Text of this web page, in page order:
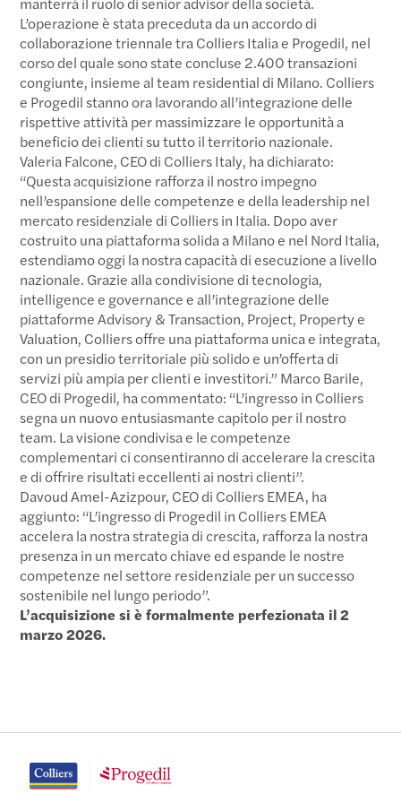
L’operazione è stata preceduta da un accordo di
collaborazione triennale tra Colliers Italia e Progedil, nel
corso del quale sono state concluse 2.400 transazioni
congiunte, insieme al team residential di Milano. Colliers
e Progedil stanno ora lavorando all’integrazione delle
rispettive attività per massimizzare le opportunità a
beneficio dei clienti su tutto il territorio nazionale.
Valeria Falcone, CEO di Colliers Italy, ha dichiarato:
“Questa acquisizione rafforza il nostro impegno
nell’espansione delle competenze e della leadership nel
mercato residenziale di Colliers in Italia. Dopo aver
costruito una piattaforma solida a Milano e nel Nord Italia,
estendiamo oggi la nostra capacità di esecuzione a livello
nazionale. Grazie alla condivisione di tecnologia,
intelligence e governance e all’integrazione delle
piattaforme Advisory & Transaction, Project, Property e
Valuation, Colliers offre una piattaforma unica e integrata,
con un presidio territoriale più solido e un’offerta di
servizi più ampia per clienti e investitori.” Marco Barile,
CEO di Progedil, ha commentato: “L’ingresso in Colliers
segna un nuovo entusiasmante capitolo per il nostro
team. La visione condivisa e le competenze
complementari ci consentiranno di accelerare la crescita
e di offrire risultati eccellenti ai nostri clienti”.
Davoud Amel-Azizpour, CEO di Colliers EMEA, ha
aggiunto: “L’ingresso di Progedil in Colliers EMEA
accelera la nostra strategia di crescita, rafforza la nostra
presenza in un mercato chiave ed espande le nostre
competenze nel settore residenziale per un successo
sostenibile nel lungo periodo”.
L’acquisizione si è formalmente perfezionata il 2
marzo 2026.